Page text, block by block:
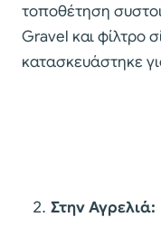
τοποθέτηση
Gravel και φίλτρο
κατασκευάστηκε
Στην Αγρελιά: